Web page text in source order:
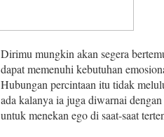
Dirimu mungkin akan segera
dapat memenuhi kebutuhan
Hubungan percintaan itu tidak
ada kalanya ia juga diwarnai
untuk menekan ego di saat-saat